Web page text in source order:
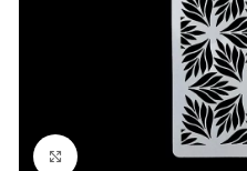
kattints a kinagyításhoz